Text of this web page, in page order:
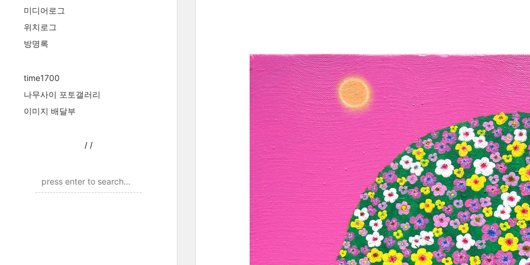
미디어로그
위치로그
방명록
time1700
나무사이 포토갤러리
이미지 배달부
/ /